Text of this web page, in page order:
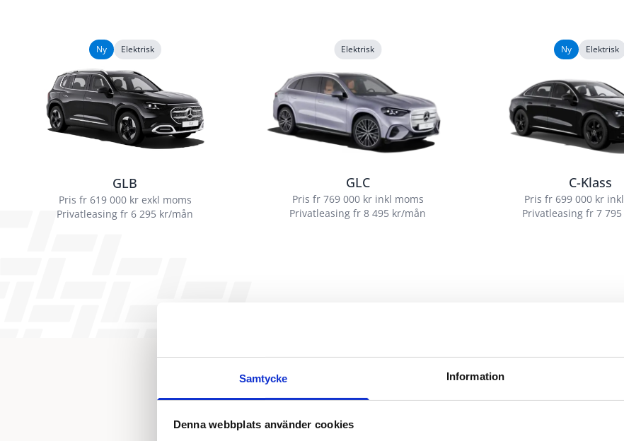
Samtycke Information
Denna webbplats använder cookies
GLB
Pris fr 619 000 kr exkl moms
Privatleasing fr 6 295 kr/mån
Ny Elektrisk
GLC
Pris fr 769 000 kr inkl moms
Privatleasing fr 8 495 kr/mån
Elektrisk
C-Klass
Pris fr 699 000 kr
Privatleasing fr 7
Ny Elektrisk